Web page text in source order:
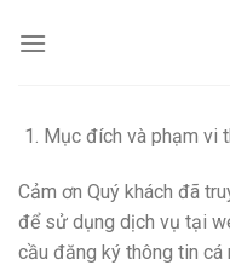
Mục đích và phạm vi
Cảm ơn Quý khách đã
để sử dụng dịch vụ tại
cầu đăng ký thông tin cá